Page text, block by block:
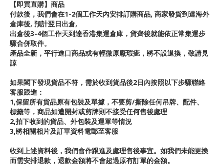
【即買直購】商品
付款後，我們會在1-2個工作天內安排訂購商品, 商家發貨到達海外
倉庫後, 預計翌日出倉,
出倉後3-4個工作天到達香港集運倉庫，貨齊後就能依正常集運步
驟合併取件。
產品全新，平行進口商品或有輕微原廠瑕疵，將不設退換，敬請見
諒
如果閣下發現貨品不符，需於收到貨品後2日內按照以下步驟聯絡
客服跟進：
1,保留所有貨品原有包裝及單據，不要剪/撕除任何吊牌、配件、
標籤等，商品如遭開封或剪牌則不接受任何售後處理
2,拍下收到的貨品、外包裝及運單等情況
3,將相關相片及訂單資料電郵至客服
收到上述資料後，我們會作跟進及處理售後事宜。如我們未能更換
而需安排退款，退款金額將不會超過原有訂單的金額。